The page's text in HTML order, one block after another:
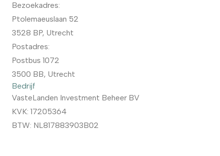
Bezoekadres:
Ptolemaeuslaan 52
3528 BP, Utrecht
Postadres:
Postbus 1072
3500 BB, Utrecht
Bedrijf
VasteLanden Investment Beheer BV
KVK: 17205364
BTW: NL817883903B02